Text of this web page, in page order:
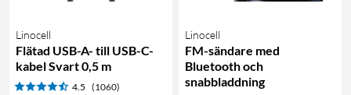
Linocell
Flätad USB-A- till USB-C-
kabel Svart 0,5 m
4.5 (1060)
Linocell
FM-sändare med
Bluetooth och
snabbladdning